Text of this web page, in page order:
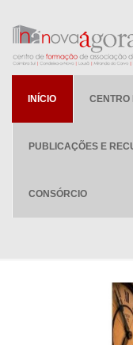
INÍCIO CENTRO
PUBLICAÇÕES E
CONSÓRCIO